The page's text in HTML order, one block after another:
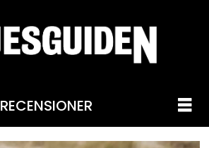
RECENSIONER